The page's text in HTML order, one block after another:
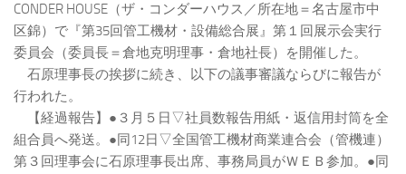
CONDER HOUSE（ザ・コンダーハウス／所在地＝名古屋市中
区錦）で『第35回管工機材・設備総合展』第１回展示会実行
委員会（委員長＝倉地克明理事・倉地社長）を開催した。
石原理事長の挨拶に続き、以下の議事審議ならびに報告が
行われた。
【経過報告】●３月５日▽社員数報告用紙・返信用封筒を全
組合員へ発送。●同12日▽全国管工機材商業連合会（管機連）
第３回理事会に石原理事長出席、事務局員がＷＥＢ参加。●同